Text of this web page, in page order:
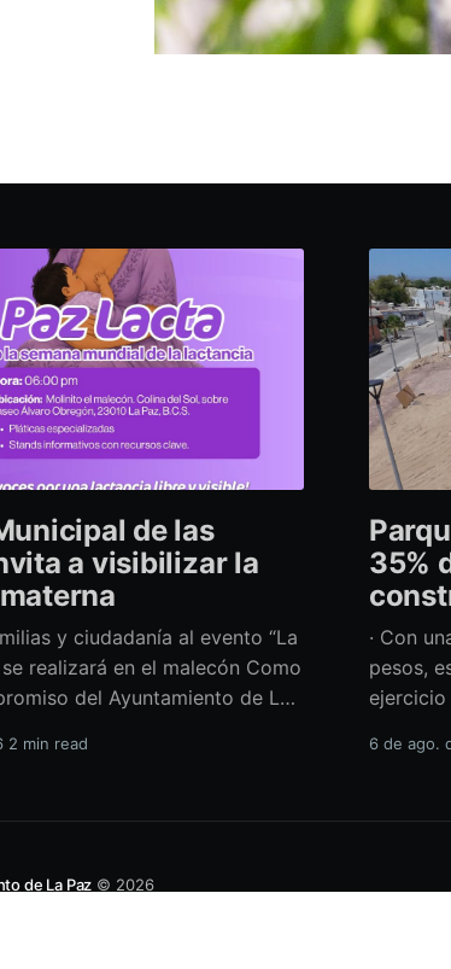
de las
a visibilizar la
y ciudadanía al evento “La
realizará en el malecón Como
del Ayuntamiento de La
la salud y los derechos
Municipal
2 min read
35%
· Con
pesos,
ejercicio
6 de ago.
de La Paz © 2026